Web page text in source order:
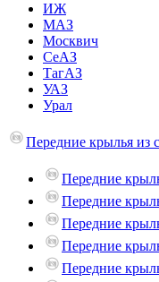
ИЖ
МАЗ
Москвич
СеАЗ
ТагАЗ
УАЗ
Урал
Передние крылья из
Передние
Передние
Передние
Передние
Передние